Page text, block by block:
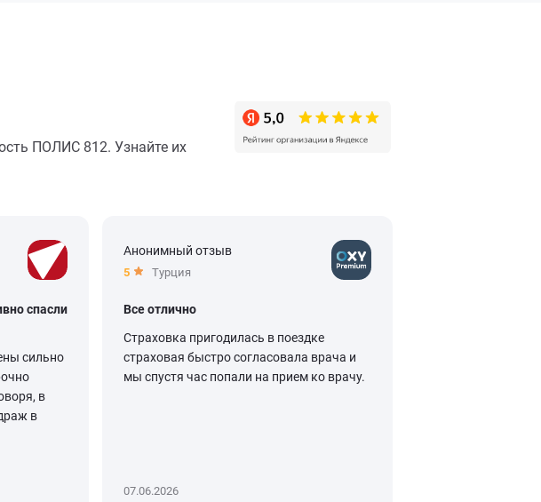
ПОЛИС 812. Узнайте их
спасли
сильно
в
в
Анонимный отзыв
5 Турция
Все отлично
Страховка пригодилась в поездке
страховая быстро согласовала врача и
мы спустя час попали на прием ко врачу.
07.06.2026